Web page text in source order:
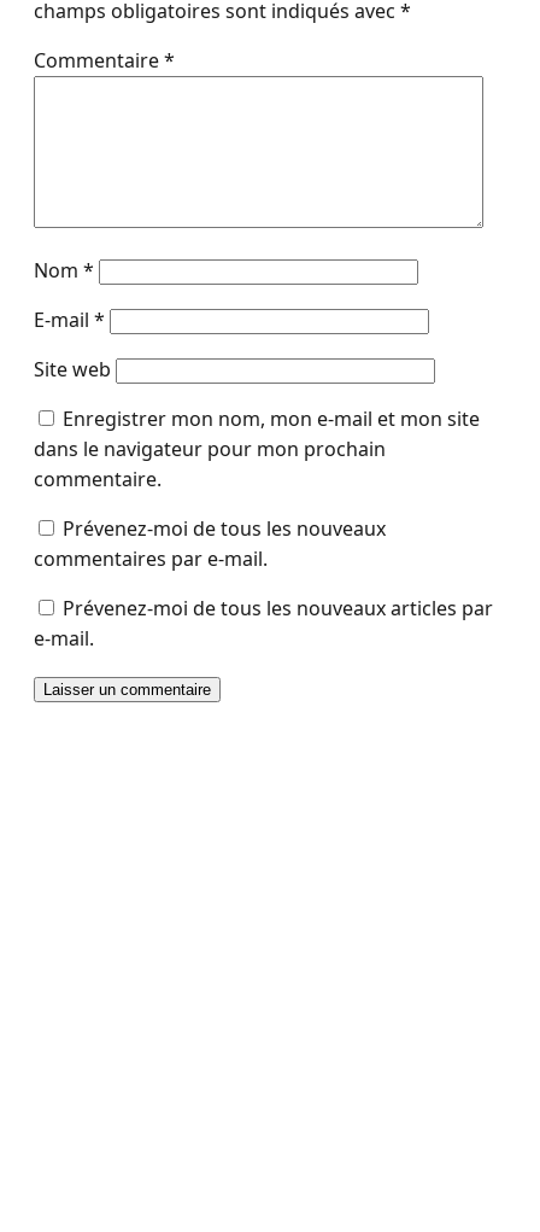
champs obligatoires sont indiqués avec *
Commentaire*
Nom *
E-mail *
Site web
Enregistrer mon nom, mon e-mail et mon site
dans le navigateur pour mon prochain
commentaire.
Prévenez-moi de tous les nouveaux
commentaires par e-mail.
Prévenez-moi de tous les nouveaux articles par
e-mail.